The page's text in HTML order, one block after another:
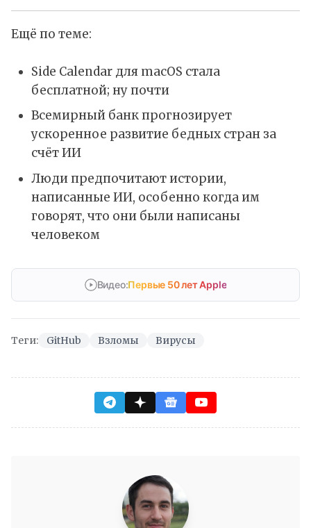
Ещё по теме:
Side Calendar для macOS стала
бесплатной; ну почти
Всемирный банк прогнозирует
ускоренное развитие бедных стран за
счёт ИИ
Люди предпочитают истории,
написанные ИИ, особенно когда им
говорят, что они были написаны
человеком
Видео:Первые 50 лет Apple
Теги: GitHub Взломы Вирусы